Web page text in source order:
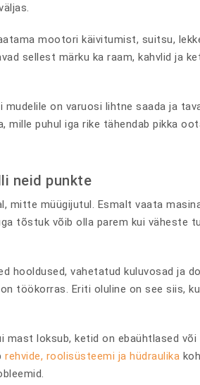
mootori käivitumist, suitsu,
sellest märku ka raam, kahvlid ja
mudelile on varuosi lihtne saada ja
mille puhul iga rike tähendab pikka
neid punkte
mitte müügijutul. Esmalt vaata
tõstuk võib olla parem kui väheste
hooldused, vahetatud kuluvosad ja
töökorras. Eriti oluline on see siis,
mast loksub, ketid on ebaühtlased
rehvide, roolisüsteemi ja hüdraulika